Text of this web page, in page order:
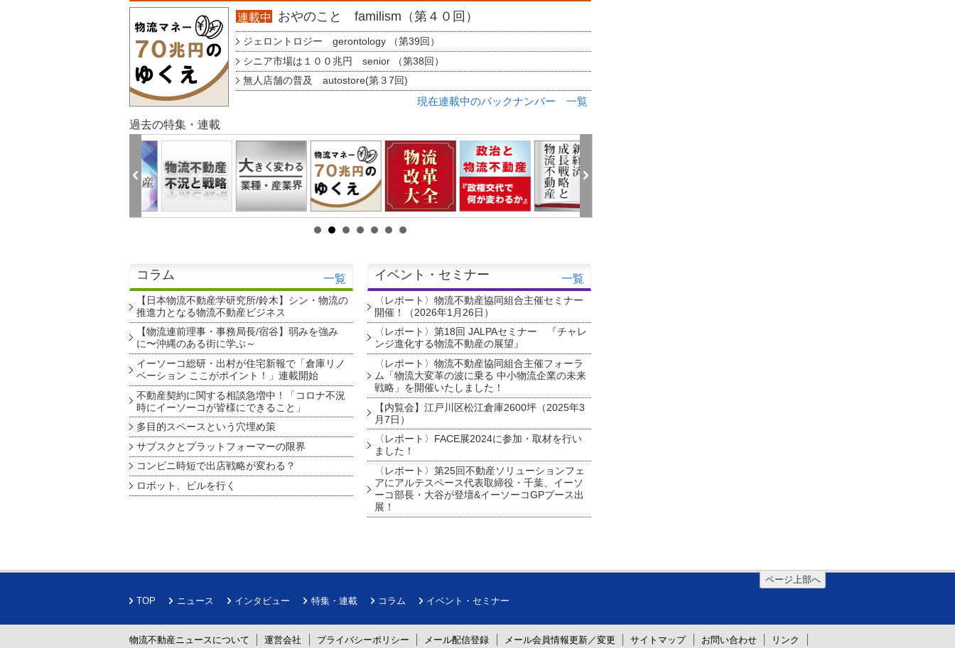
連載中 おやのこと familism（第４０回）
ジェロントロジー gerontology （第39回）
シニア市場は１００兆円 senior （第38回）
無人店舗の普及 autostore(第３7回)
現在連載中のバックナンバー 一覧
過去の特集・連載
コラム 一覧
【日本物流不動産学研究所/鈴木】シン・物流の
推進力となる物流不動産ビジネス
【物流連前理事・事務局長/宿谷】弱みを強み
に〜沖縄のある街に学ぶ～
イーソーコ総研・出村が住宅新報で「倉庫リノ
ベーション ここがポイント！」連載開始
不動産契約に関する相談急増中！「コロナ不況
時にイーソーコが皆様にできること」
多目的スペースという穴埋め策
サブスクとプラットフォーマーの限界
コンビニ時短で出店戦略が変わる？
ロボット、ビルを行く
イベント・セミナー 一覧
〈レポート〉物流不動産協同組合主催セミナー
開催！（2026年1月26日）
〈レポート〉第18回 JALPAセミナー 『チャレ
ンジ進化する物流不動産の展望』
〈レポート〉物流不動産協同組合主催フォーラ
ム「物流大変革の波に乗る 中小物流企業の未来
戦略」を開催いたしました！
【内覧会】江戸川区松江倉庫2600坪（2025年3
月7日）
〈レポート〉FACE展2024に参加・取材を行い
ました！
〈レポート〉第25回不動産ソリューションフェ
アにアルテスペース代表取締役・千葉、イーソ
ーコ部長・大谷が登壇&イーソーコGPブース出
展！
ページ上部へ
TOP
ニュース インタビュー 特集・連載 コラム イベント・セミナー
物流不動産ニュースについて 運営会社 プライバシーポリシー メール配信登録 メール会員情報更新／変更 サイトマップ お問い合わせ リンク